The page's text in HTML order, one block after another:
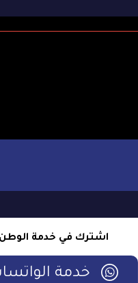
اشترك في خدمة الوطن
خدمة